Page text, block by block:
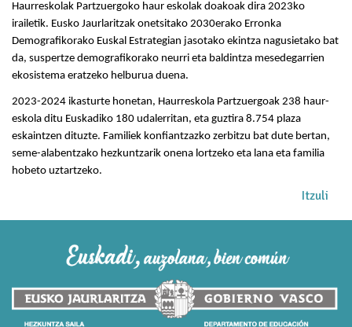
Haurreskolak Partzuergoko haur eskolak doakoak dira 2023ko
irailetik. Eusko Jaurlaritzak onetsitako 2030erako Erronka
Demografikorako Euskal Estrategian jasotako ekintza nagusietako bat
da, suspertze demografikorako neurri eta baldintza mesedegarrien
ekosistema eratzeko helburua duena.
2023-2024 ikasturte honetan, Haurreskola Partzuergoak 238 haur-
eskola ditu Euskadiko 180 udalerritan, eta guztira 8.754 plaza
eskaintzen dituzte. Familiek konfiantzazko zerbitzu bat dute bertan,
seme-alabentzako hezkuntzarik onena lortzeko eta lana eta familia
hobeto uztartzeko.
Itzuli